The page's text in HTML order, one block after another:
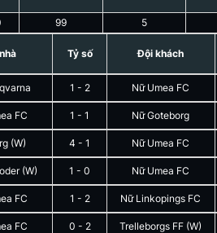
99 5
Tỷ số Đội khách
1 - 2 Nữ Umea FC
FC 1 -1 Nữ Goteborg
(W) 4 -1 Nữ Umea FC
(W) 1 -0 Nữ Umea FC
FC 1 - 2 Nữ Linkopings FC
FC 0 - 2 Trelleborgs FF (W)